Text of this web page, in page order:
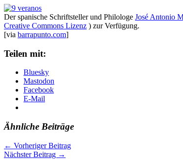
Der spanische Schriftsteller und Philologe José Antonio
Creative Commons Lizenz ) zur Verfügung.
[via barrapunto.com]
Teilen mit:
Bluesky
Mastodon
Facebook
E-Mail
Ähnliche Beiträge
← Vorheriger Beitrag
Nächster Beitrag →